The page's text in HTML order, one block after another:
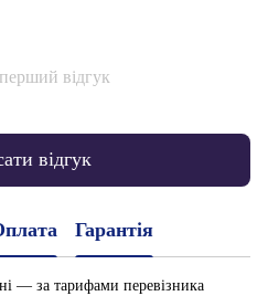
відгук
відгук
Гарантія
— за тарифами перевізника